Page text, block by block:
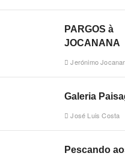
PARGOS à
JOCANANA
Jerónimo
Galeria
José Luis Costa
Pescando